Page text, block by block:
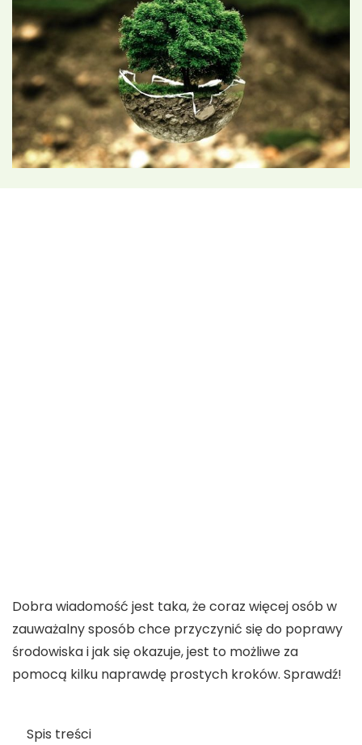
Dobra wiadomość jest taka, że coraz więcej osób w
zauważalny sposób chce przyczynić się do poprawy
środowiska i jak się okazuje, jest to możliwe za
pomocą kilku naprawdę prostych kroków. Sprawdź!
Spis treści